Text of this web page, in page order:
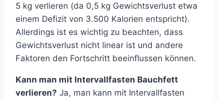
5 kg verlieren (da 0,5 kg Gewichtsverlust etwa
einem Defizit von 3.500 Kalorien entspricht).
Allerdings ist es wichtig zu beachten, dass
Gewichtsverlust nicht linear ist und andere
Faktoren den Fortschritt beeinflussen können.
Kann man mit Intervallfasten Bauchfett
verlieren? Ja, man kann mit Intervallfasten